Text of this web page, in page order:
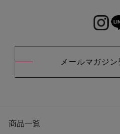
メールマガジ
商品一覧